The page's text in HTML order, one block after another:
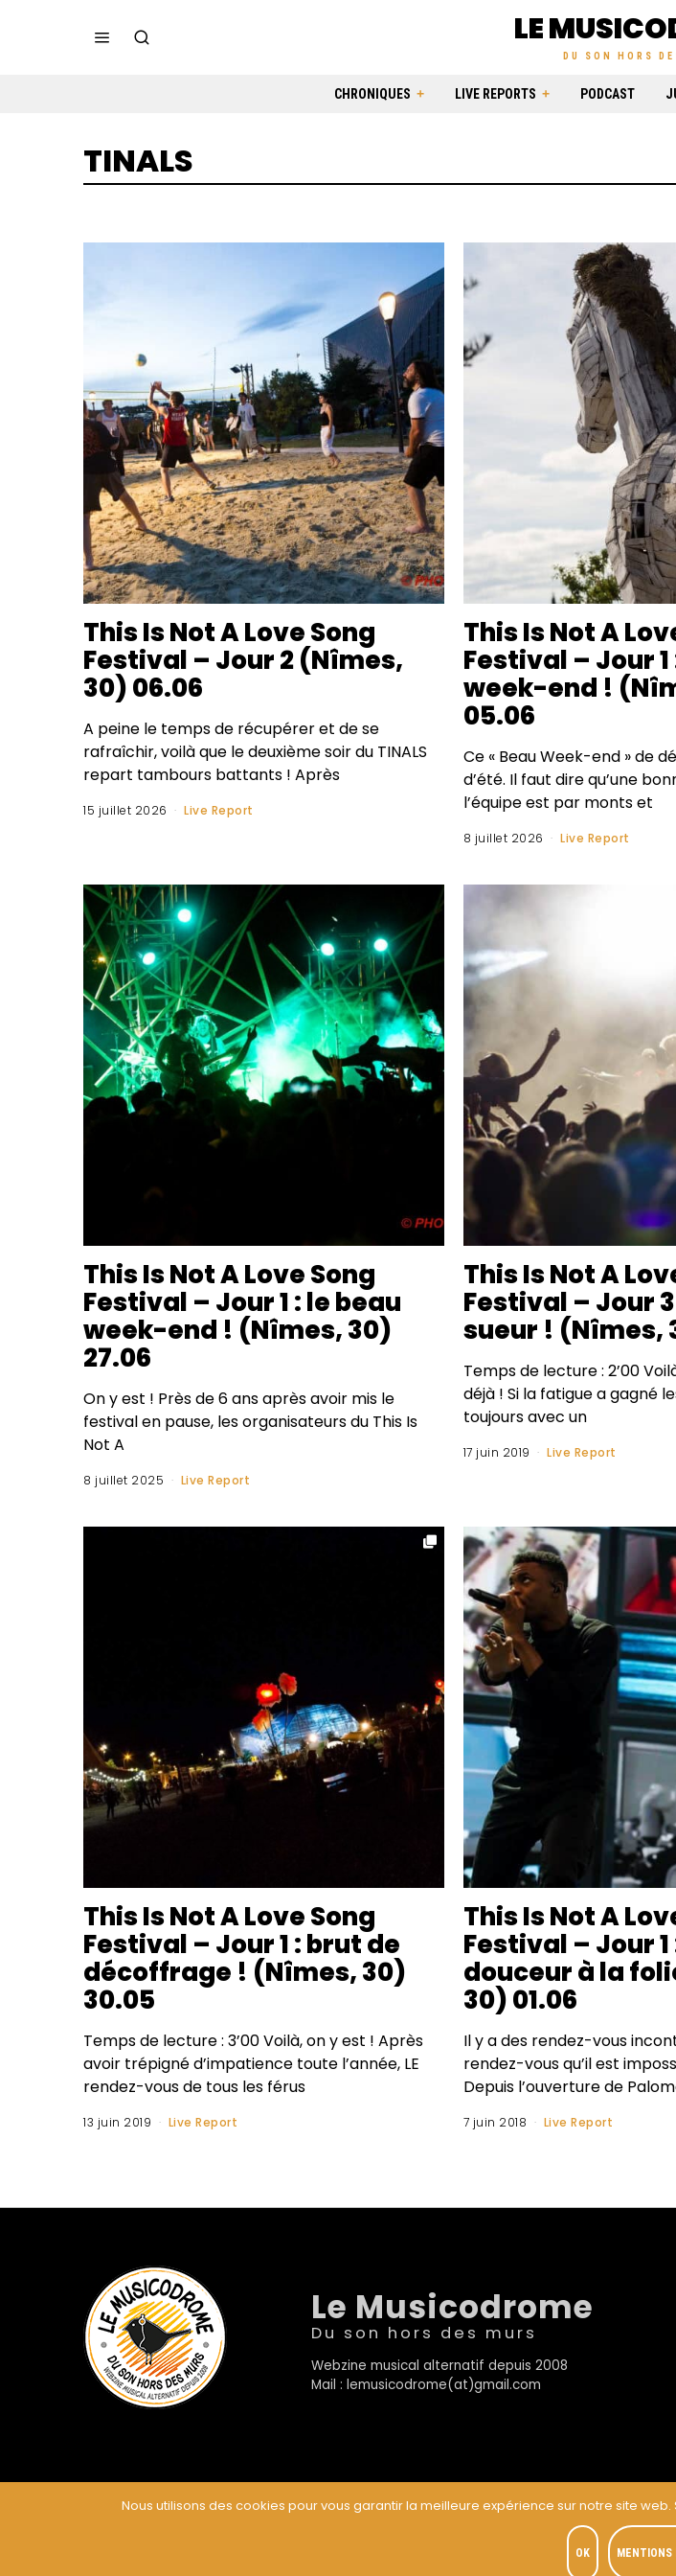
LE
DU SON HORS
CHRONIQUES LIVE REPORTS PODCAST
TINALS
This Is Not A Love Song
Festival – Jour 2 (Nîmes,
30) 06.06
A peine le temps de récupérer et de se
rafraîchir, voilà que le deuxième soir du TINALS
repart tambours battants ! Après
15 juillet 2026 Live Report
This Is Not A
Festival – Jour 1
week-end !
05.06
Ce « Beau Week-end » de
d’été. Il faut dire qu’une
l’équipe est par monts et
8 juillet 2026 Live Report
This Is Not A Love Song
Festival – Jour 1 : le beau
week-end ! (Nîmes, 30)
27.06
On y est ! Près de 6 ans après avoir mis le
festival en pause, les organisateurs du This Is
Not A
8 juillet 2025 Live Report
This Is Not A
Festival – Jour
sueur ! (Nîmes,
Temps de lecture : 2’00
déjà ! Si la fatigue a gagné
toujours avec un
17 juin 2019 Live Report
This Is Not A Love Song
Festival – Jour 1 : brut de
décoffrage ! (Nîmes, 30)
30.05
Temps de lecture : 3’00 Voilà, on y est ! Après
avoir trépigné d’impatience toute l’année, LE
rendez-vous de tous les férus
13 juin 2019 Live Report
This Is Not A
Festival – Jour 1
douceur à la
30) 01.06
Il y a des rendez-vous
rendez-vous qu’il est
Depuis l’ouverture de
7 juin 2018 Live Report
Le Musicodrome
Du son hors des murs
Webzine musical alternatif depuis 2008
Mail : lemusicodrome(at)gmail.com
Nous utilisons des cookies pour vous garantir la meilleure expérience sur notre site
OK MENTIONS